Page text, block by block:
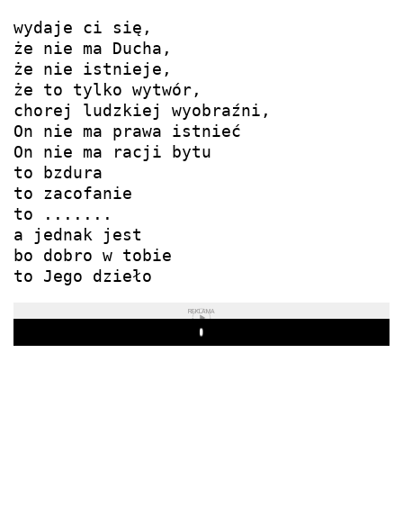
wydaje ci się,
że nie ma Ducha,
że nie istnieje,
że to tylko wytwór,
chorej ludzkiej wyobraźni,
On nie ma prawa istnieć
On nie ma racji bytu
to bzdura
to zacofanie
to .......
a jednak jest
bo dobro w tobie
to Jego dzieło
REKLAMA
Play